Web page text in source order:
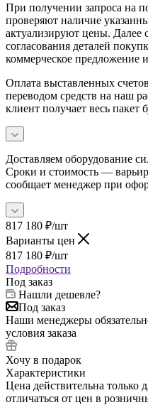
При получении запроса на
проверяют наличие
актуализируют цены. Далее
согласования деталей
коммерческое предложение
Оплата выставленных
переводом средств на наш
клиент получает весь пакет
Доставляем оборудование
Сроки и стоимость —
сообщает менеджер при
817 180 ₽/шт
Варианты цен
817 180 ₽/шт
Подробности
Под заказ
Нашли дешевле?
Под заказ
Наши менеджеры
условия заказа
Хочу в подарок
Характеристики
Цена действительна только
отличаться от цен в